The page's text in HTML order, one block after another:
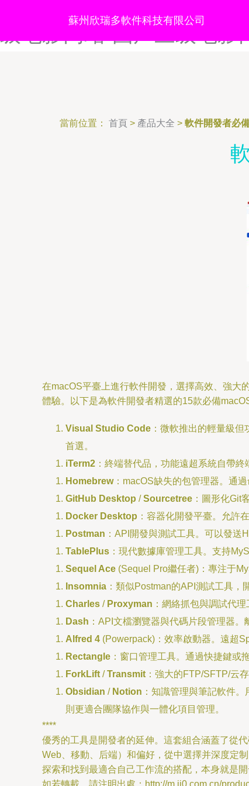
国产入清学生妹-国产入
蘇州欣瑞多軟件科技有限公司
當前位置： 首頁 > 產品大全 > 軟件開發者必
在macOS平臺上進行軟件開發，選擇高效、強大
體驗。以下是為軟件開發者精選的15款必備
Visual Studio Code ：微軟推出的輕量級
首選。
iTerm2 ：終端替代品，功能遠超系統自帶
Homebrew：macOS缺失的包管理器。通
GitHub Desktop /Sourcetree ：圖形化Git
Docker Desktop ：容器化開發平臺。允許
Postman ：API開發與測試工具。可以發送
TablePlus ：現代數據庫管理工具。支持
Sequel Ace (Sequel Pro繼任者)：專注于
Insomnia ：類似Postman的API測試工具
Charles / Proxyman ：網絡抓包與調試代
Dash ：API文檔瀏覽器與代碼片段管理器
Alfred 4 (Powerpack)：效率啟動器。遠超
Rectangle ：窗口管理工具。通過快捷鍵或
ForkLift /Transmit ：強大的FTP/SFTP/云
Obsidian / Notion ：知識管理與筆記軟件
則更適合團隊協作與一體化項目管理。
****
優秀的工具是開發者的延伸。這套組合涵蓋了從
Web、移動、后端）和偏好，從中選擇并深度定
探索和找到最適合自己工作流的搭配，本身就是開
如若轉載，請注明出處：http://m.ij0.com.cn/